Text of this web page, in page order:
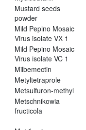
Mustard seeds
powder
Mild Pepino Mosaic
Virus isolate VX 1
Mild Pepino Mosaic
Virus isolate VC 1
Milbemectin
Metyltetraprole
Metsulfuron-methyl
Metschnikowia
fructicola